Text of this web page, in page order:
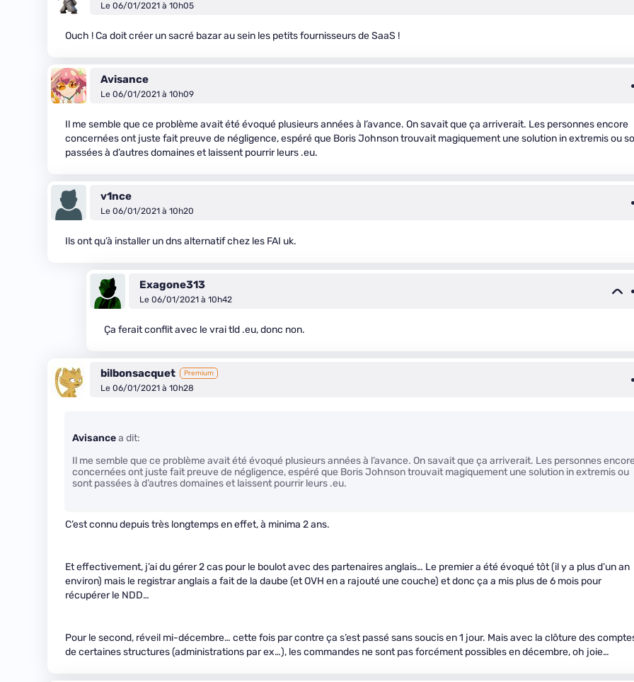
Le 06/01/2021 à 10h05
Ouch ! Ca doit créer un sacré bazar au sein les petits fournisseurs de SaaS !
Avisance
Le 06/01/2021 à 10h09
Il me semble que ce problème avait été évoqué plusieurs années à l’avance. On savait que ça arriverait. Les personnes encore
concernées ont juste fait preuve de négligence, espéré que Boris Johnson trouvait magiquement une solution in extremis ou
passées à d’autres domaines et laissent pourrir leurs .eu.
v1nce
Le 06/01/2021 à 10h20
Ils ont qu’à installer un dns alternatif chez les FAI uk.
Exagone313
Le 06/01/2021 à 10h42
Ça ferait conflit avec le vrai tld .eu, donc non.
bilbonsacquet Premium
Le 06/01/2021 à 10h28
Avisancea dit:
Il me semble que ce problème avait été évoqué plusieurs années à l’avance. On savait que ça arriverait. Les personnes
concernées ont juste fait preuve de négligence, espéré que Boris Johnson trouvait magiquement une solution in extremis ou
sont passées à d’autres domaines et laissent pourrir leurs .eu.
C’est connu depuis très longtemps en effet, à minima 2 ans.
Et effectivement, j’ai du gérer 2 cas pour le boulot avec des partenaires anglais… Le premier a été évoqué tôt (il y a plus d’un an
environ) mais le registrar anglais a fait de la daube (et OVH en a rajouté une couche) et donc ça a mis plus de 6 mois pour
récupérer le NDD…
Pour le second, réveil mi-décembre… cette fois par contre ça s’est passé sans soucis en 1 jour. Mais avec la clôture des
de certaines structures (administrations par ex…), les commandes ne sont pas forcément possibles en décembre, oh joie…